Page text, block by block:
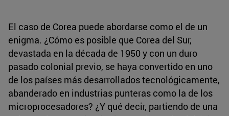
El caso de Corea puede abordarse como el de un
enigma. ¿Cómo es posible que Corea del Sur,
devastada en la década de 1950 y con un duro
pasado colonial previo, se haya convertido en uno
de los países más desarrollados tecnológicamente,
abanderado en industrias punteras como la de los
microprocesadores? ¿Y qué decir, partiendo de una